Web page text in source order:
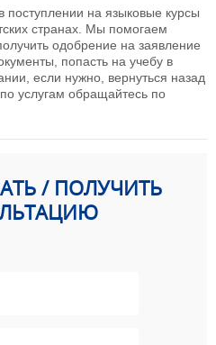
на языковые курсы
странах. Мы помогаем
одобрение на заявление
попасть на учебу в
если нужно, вернуться назад
услугам обращайтесь по
/ ПОЛУЧИТЬ